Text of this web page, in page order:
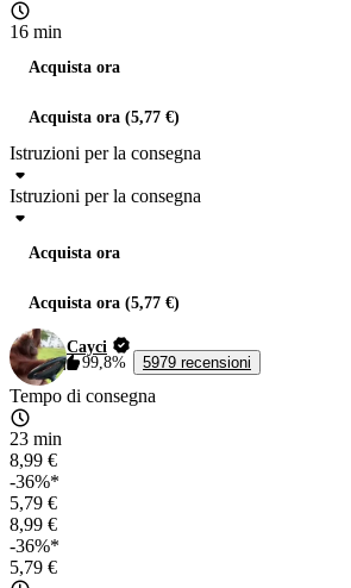
16 min
Acquista ora
Acquista ora (5,77 €)
Istruzioni per la consegna
Istruzioni per la consegna
Acquista ora
Acquista ora (5,77 €)
Cayci
99,8%
5979 recensioni
Tempo di consegna
23 min
8,99 €
-36%*
5,79 €
8,99 €
-36%*
5,79 €